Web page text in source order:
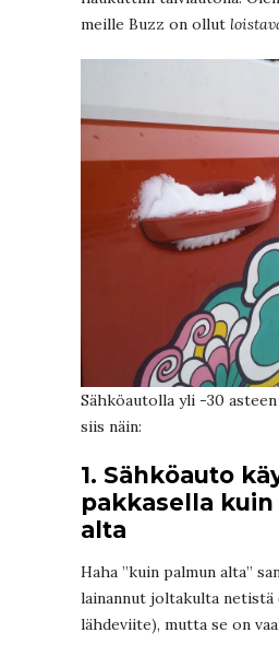
meille Buzz on ollut
Sähköautolla yli -30
siis näin:
1. Sähköauto
pakkasella
alta
Haha ”kuin palmun alta”
lainannut joltakulta netistä
lähdeviite), mutta se on